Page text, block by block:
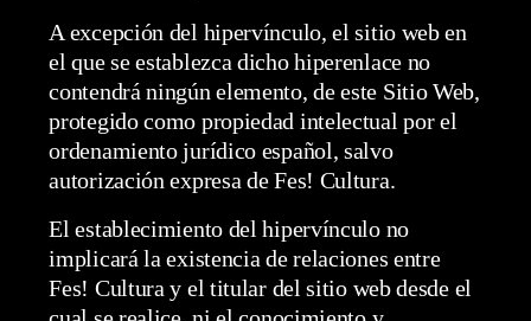
A excepción del hipervínculo, el sitio web en
el que se establezca dicho hiperenlace no
contendrá ningún elemento, de este Sitio Web,
protegido como propiedad intelectual por el
ordenamiento jurídico español, salvo
autorización expresa de Fes! Cultura.
El establecimiento del hipervínculo no
implicará la existencia de relaciones entre
Fes! Cultura y el titular del sitio web desde el